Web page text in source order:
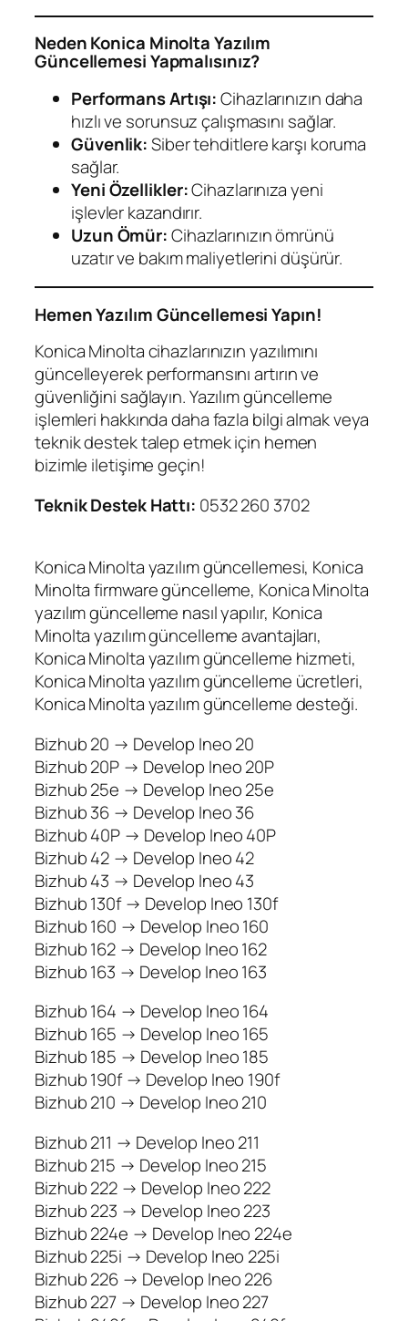
Neden Konica Minolta Yazılım
Güncellemesi Yapmalısınız?
Performans Artışı:Cihazlarınızın daha
hızlı ve sorunsuz çalışmasını sağlar.
Güvenlik:Siber tehditlere karşı koruma
sağlar.
Yeni Özellikler:Cihazlarınıza yeni
işlevler kazandırır.
Uzun Ömür:Cihazlarınızın ömrünü
uzatır ve bakım maliyetlerini düşürür.
Hemen Yazılım Güncellemesi Yapın!
Konica Minolta cihazlarınızın yazılımını
güncelleyerek performansını artırın ve
güvenliğini sağlayın. Yazılım güncelleme
işlemleri hakkında daha fazla bilgi almak veya
teknik destek talep etmek için hemen
bizimle iletişime geçin!
Teknik Destek Hattı: 0532 260 3702
Konica Minolta yazılım güncellemesi, Konica
Minolta firmware güncelleme, Konica Minolta
yazılım güncelleme nasıl yapılır, Konica
Minolta yazılım güncelleme avantajları,
Konica Minolta yazılım güncelleme hizmeti,
Konica Minolta yazılım güncelleme ücretleri,
Konica Minolta yazılım güncelleme desteği.
Bizhub 20 → Develop Ineo 20
Bizhub 20P → Develop Ineo 20P
Bizhub 25e → Develop Ineo 25e
Bizhub 36 → Develop Ineo 36
Bizhub 40P → Develop Ineo 40P
Bizhub 42 → Develop Ineo 42
Bizhub 43 → Develop Ineo 43
Bizhub 130f → Develop Ineo 130f
Bizhub 160 → Develop Ineo 160
Bizhub 162 → Develop Ineo 162
Bizhub 163 → Develop Ineo 163
Bizhub 164 → Develop Ineo 164
Bizhub 165 → Develop Ineo 165
Bizhub 185 → Develop Ineo 185
Bizhub 190f → Develop Ineo 190f
Bizhub 210 → Develop Ineo 210
Bizhub 211 → Develop Ineo 211
Bizhub 215 → Develop Ineo 215
Bizhub 222 → Develop Ineo 222
Bizhub 223 → Develop Ineo 223
Bizhub 224e → Develop Ineo 224e
Bizhub 225i → Develop Ineo 225i
Bizhub 226 → Develop Ineo 226
Bizhub 227 → Develop Ineo 227